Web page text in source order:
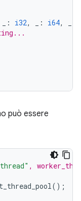
: i32, : i64,
può essere
,
();